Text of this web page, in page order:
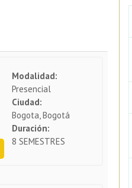
Modalidad:
Presencial
Ciudad:
Bogota, Bogotá
Duración:
8 SEMESTRES